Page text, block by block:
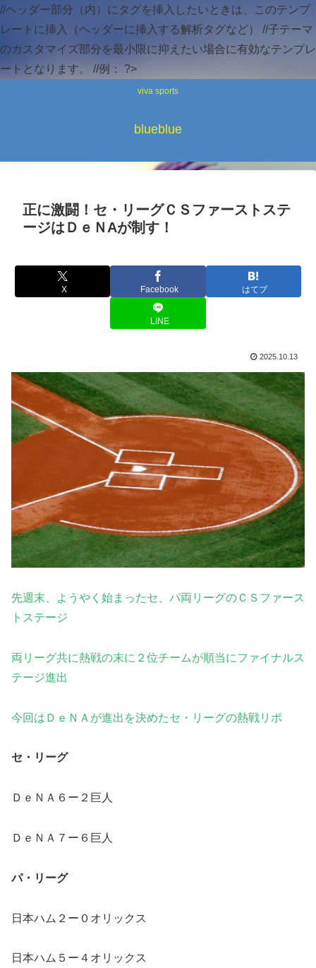
//ヘッダー部分（内）にタグを挿入したいときは、このテンプ
レートに挿入（ヘッダーに挿入する解析タグなど） //子テーマ
のカスタマイズ部分を最小限に抑えたい場合に有効なテンプレ
ートとなります。 //例：
?>
viva sports
blueblue
正に激闘！セ・リーグＣＳファーストステ
ージはＤｅＮAが制す！
X Facebook はてブ
LINE
2025.10.13
先週末、ようやく始まったセ、パ両リーグのＣＳファース
トステージ
両リーグ共に熱戦の末に２位チームが順当にファイナルス
テージ進出
今回はＤｅＮＡが進出を決めたセ・リーグの熱戦リポ
セ・リーグ
ＤｅＮＡ６ー２巨人
ＤｅＮＡ７ー６巨人
パ・リーグ
日本ハム２ー０オリックス
日本ハム５ー４オリックス